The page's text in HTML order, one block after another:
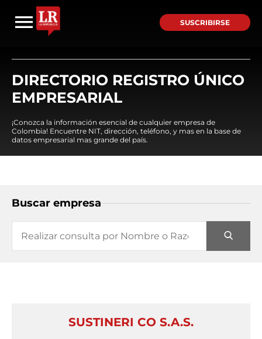
SUSCRIBIRSE
DIRECTORIO REGISTRO ÚNICO
EMPRESARIAL
¡Conozca la información esencial de cualquier empresa de
Colombia! Encuentre NIT, dirección, teléfono, y mas en la base de
datos empresarial mas grande del país.
Buscar empresa
SUSTINERI CO S.A.S.